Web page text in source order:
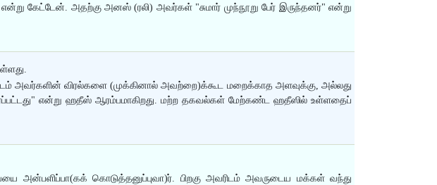
அதற்கு அனஸ் (ரலி) அவர்கள் "சுமார் முந்நூறு பேர் இருந்தனர்" என்று
அவர்களின் விரல்களை (முக்கினால் அவற்றை)க்கூட மறைக்காத அளவுக்கு, அல்லது
என்று ஹதீஸ் ஆரம்பமாகிறது. மற்ற தகவல்கள் மேற்கண்ட ஹதீஸில் உள்ளதைப்
அன்பளிப்பா(கக் கொடுத்தனுப்புவா)ர். பிறகு அவரிடம் அவருடைய மக்கள் வந்து